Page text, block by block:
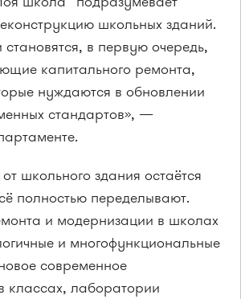
школьных зданий.
в первую очередь,
капитального ремонта,
нуждаются в обновлении
стандартов», —
школьного здания остаётся
полностью переделывают.
и модернизации в школах
и многофункциональные
современное
классах, лаборатории